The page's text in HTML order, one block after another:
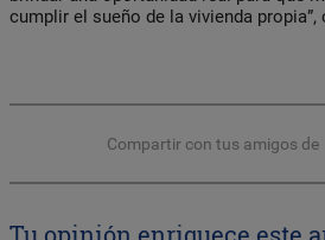
cumplir el sueño de la vivienda propia”,
Compartir con tus amigos de
Tu opinión enriquece este